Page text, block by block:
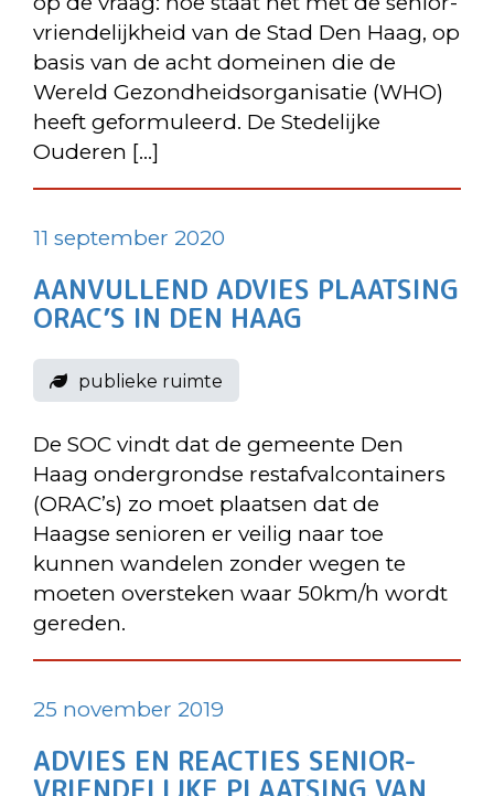
vriendelijkheid van de Stad Den Haag, op
basis van de acht domeinen die de
Wereld Gezondheidsorganisatie (WHO)
heeft geformuleerd. De Stedelijke
Ouderen […]
11 september 2020
AANVULLEND ADVIES PLAATSING
ORAC’S IN DEN HAAG
publieke ruimte
De SOC vindt dat de gemeente Den
Haag ondergrondse restafvalcontainers
(ORAC’s) zo moet plaatsen dat de
Haagse senioren er veilig naar toe
kunnen wandelen zonder wegen te
moeten oversteken waar 50km/h wordt
gereden.
25 november 2019
ADVIES EN REACTIES SENIOR-